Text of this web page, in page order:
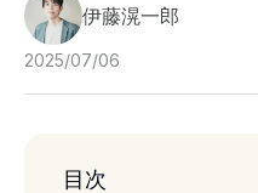
伊藤滉一郎
2025/07/06
目次